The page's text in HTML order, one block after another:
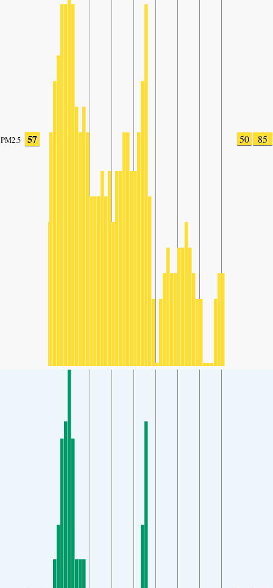
PM2.5 57 50 85